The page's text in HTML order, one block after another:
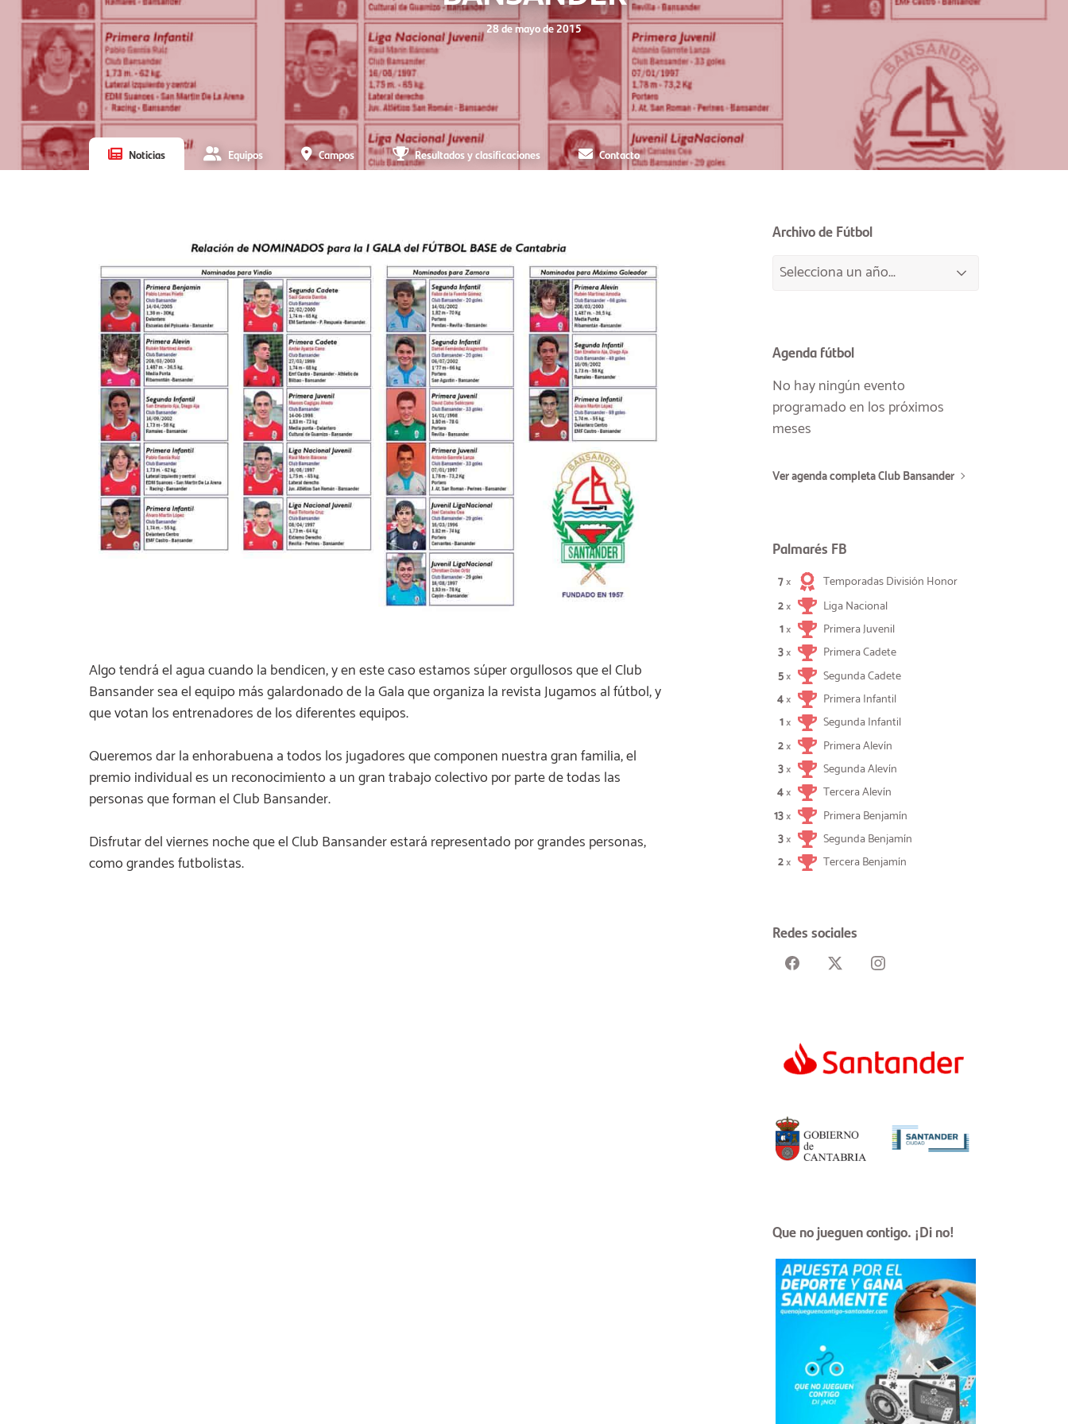
28 de mayo de 2015
Noticias Equipos Campos Resultados y clasificaciones Contacto
Algo tendrá el agua cuando la bendicen, y en este caso estamos súper orgullosos que el Club
Bansander sea el equipo más galardonado de la Gala que organiza la revista Jugamos al fútbol, y
que votan los entrenadores de los diferentes equipos.
Queremos dar la enhorabuena a todos los jugadores que componen nuestra gran familia, el
premio individual es un reconocimiento a un gran trabajo colectivo por parte de todas las
personas que forman el Club Bansander.
Disfrutar del viernes noche que el Club Bansander estará representado por grandes personas,
como grandes futbolistas.
Archivo de Fútbol
Agenda fútbol
No hay ningún evento
programado en los próximos
meses
Ver agenda completa Club Bansander
Palmarés FB
7×
Temporadas División Honor
2×
Liga Nacional
1×
Primera Juvenil
3×
Primera Cadete
5×
Segunda Cadete
4×
Primera Infantil
1×
Segunda Infantil
2×
Primera Alevín
3×
Segunda Alevín
4×
Tercera Alevín
13×
Primera Benjamín
3×
Segunda Benjamín
2× Tercera Benjamín
Redes sociales
Que no jueguen contigo. ¡Di no!